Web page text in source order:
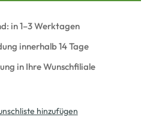
in 1–3 Werktagen
innerhalb 14 Tage
in Ihre Wunschfiliale
hinzufügen